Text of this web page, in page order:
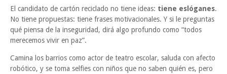
El candidato de cartón reciclado no tiene ideas: tiene eslóganes.
No tiene propuestas: tiene frases motivacionales. Y si le preguntas
qué piensa de la inseguridad, dirá algo profundo como “todos
merecemos vivir en paz”.
Camina los barrios como actor de teatro escolar, saluda con afecto
robótico, y se toma selfies con niños que no saben quién es, pero